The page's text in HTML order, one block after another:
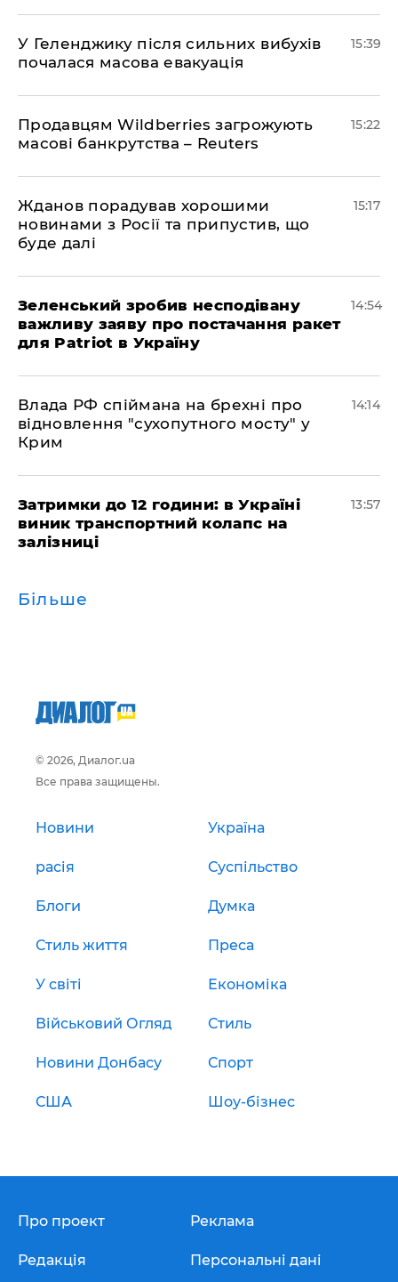
У Геленджику після сильних вибухів
почалася масова евакуація
15:39
Продавцям Wildberries загрожують
масові банкрутства – Reuters
15:22
Жданов порадував хорошими
новинами з Росії та припустив, що
буде далі
15:17
Зеленський зробив несподівану
важливу заяву про постачання ракет
для Patriot в Україну
14:54
Влада РФ спіймана на брехні про
відновлення "сухопутного мосту" у
Крим
14:14
Затримки до 12 години: в Україні
виник транспортний колапс на
залізниці
13:57
Більше
© 2026, Диалог.ua
Все права защищены.
Новини Україна
расія Суспільство
Блоги Думка
Стиль життя Преса
У світі Економіка
Військовий Огляд Стиль
Новини Донбасу Спорт
США Шоу-бізнес
Про проект
Редакція
Реклама
Персональні дані